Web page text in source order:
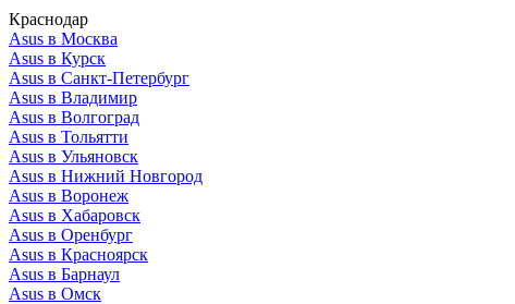
Краснодар
Asus в Москва
Asus в Курск
Asus в Санкт-Петербург
Asus в Владимир
Asus в Волгоград
Asus в Тольятти
Asus в Ульяновск
Asus в Нижний Новгород
Asus в Воронеж
Asus в Хабаровск
Asus в Оренбург
Asus в Красноярск
Asus в Барнаул
Asus в Омск